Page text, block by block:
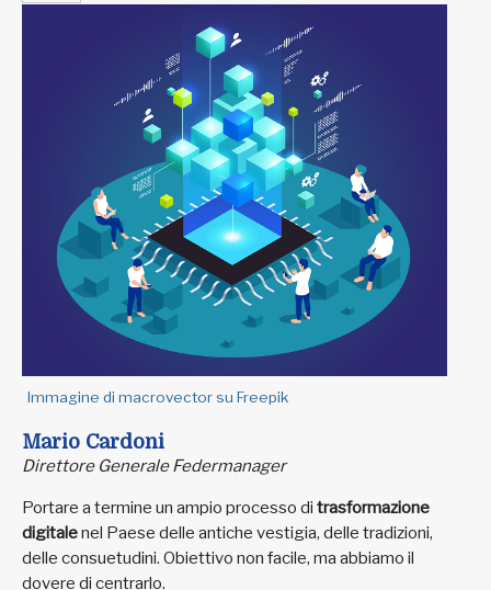
Immagine di macrovector su Freepik
Mario Cardoni
Direttore Generale Federmanager
Portare a termine un ampio processo di trasformazione
digitalenel Paese delle antiche vestigia, delle tradizioni,
delle consuetudini. Obiettivo non facile, ma abbiamo il
dovere di centrarlo.